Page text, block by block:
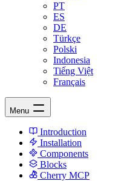
PT
ES
DE
Türkçe
Polski
Indonesia
Tiếng Việt
Français
Menu
Introduction
Installation
Components
Blocks
Cherry MCP